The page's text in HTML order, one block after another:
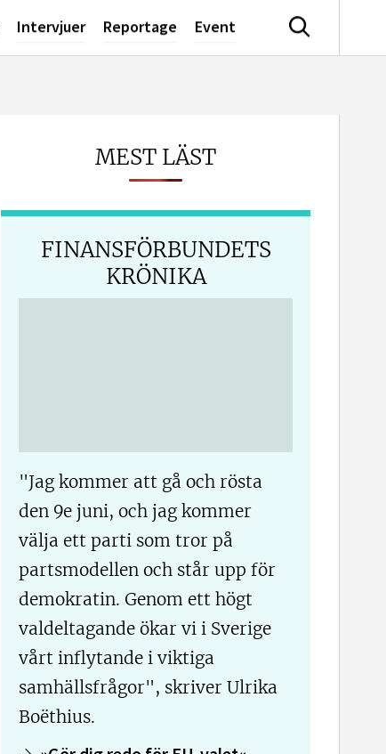
Intervjuer Reportage Event Sök
MEST LÄST
FINANSFÖRBUNDETS
KRÖNIKA
"Jag kommer att gå och rösta
den 9e juni, och jag kommer
välja ett parti som tror på
partsmodellen och står upp för
demokratin. Genom ett högt
valdeltagande ökar vi i Sverige
vårt inflytande i viktiga
samhällsfrågor", skriver Ulrika
Boëthius.